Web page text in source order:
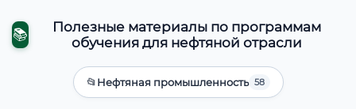
📚
Полезные материалы по программам
обучения для нефтяной отрасли
📂Нефтяная промышленность 58